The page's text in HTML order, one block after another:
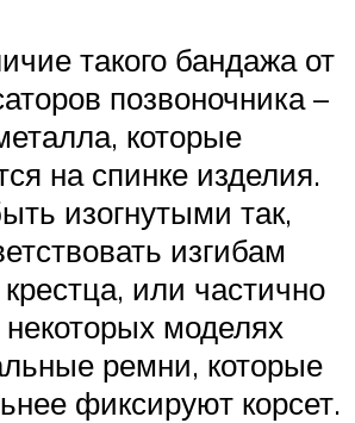
такого бандажа от
позвоночника –
которые
на спинке изделия.
изогнутыми так,
изгибам
или частично
моделях
ремни, которые
фиксируют корсет.